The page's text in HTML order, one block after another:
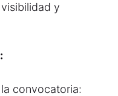
y
convocatoria: